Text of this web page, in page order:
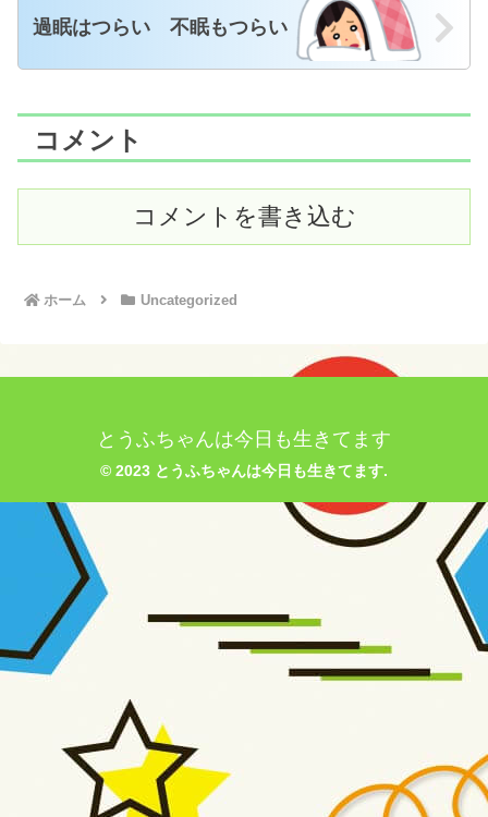
過眠はつらい 不眠もつらい
コメント
コメントを書き込む
ホーム Uncategorized
とうふちゃんは今日も生きてます
© 2023 とうふちゃんは今日も生きてます.